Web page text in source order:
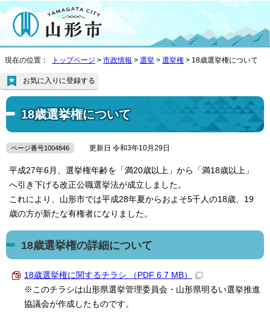
現在の位置： トップページ > 市政情報 > 選挙 > 選挙権 > 18歳選挙権について
18歳選挙権について
お気に入りに登録する
ページ番号1004846 更新日 令和3年10月29日
平成27年6月、選挙権年齢を「満20歳以上」から「満18歳以上」
へ引き下げる改正公職選挙法が成立しました。
これにより、山形市では平成28年夏からおよそ5千人の18歳、19
歳の方が新たな有権者になりました。
18歳選挙権の詳細について
18歳選挙権に関するチラシ （PDF 6.7 MB）
※このチラシは山形県選挙管理委員会・山形県明るい選挙推進
協議会が作成したものです。